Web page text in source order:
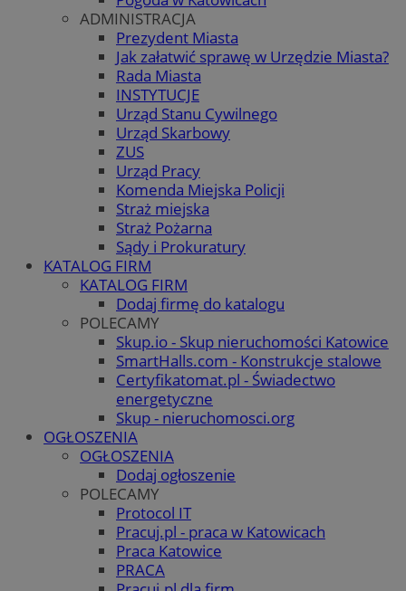
ADMINISTRACJA
Prezydent Miasta
Jak załatwić sprawę w Urzędzie Miasta?
Rada Miasta
INSTYTUCJE
Urząd Stanu Cywilnego
Urząd Skarbowy
ZUS
Urząd Pracy
Komenda Miejska Policji
Straż miejska
Straż Pożarna
Sądy i Prokuratury
KATALOG FIRM
KATALOG FIRM
Dodaj firmę do katalogu
POLECAMY
Skup.io - Skup nieruchomości Katowice
SmartHalls.com - Konstrukcje stalowe
Certyfikatomat.pl - Świadectwo
energetyczne
Skup - nieruchomosci.org
OGŁOSZENIA
OGŁOSZENIA
Dodaj ogłoszenie
POLECAMY
Protocol IT
Pracuj.pl - praca w Katowicach
Praca Katowice
PRACA